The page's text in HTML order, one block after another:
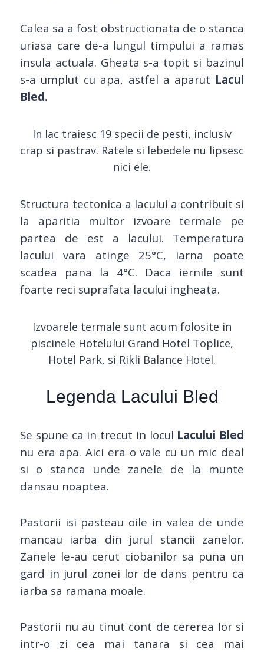
Calea sa a fost obstructionata de o stanca
uriasa care de-a lungul timpului a ramas
insula actuala. Gheata s-a topit si bazinul
s-a umplut cu apa, astfel a aparut Lacul
Bled.
In lac traiesc 19 specii de pesti, inclusiv
crap si pastrav. Ratele si lebedele nu lipsesc
nici ele.
Structura tectonica a lacului a contribuit si
la aparitia multor izvoare termale pe
partea de est a lacului. Temperatura
lacului vara atinge 25°C, iarna poate
scadea pana la 4°C. Daca iernile sunt
foarte reci suprafata lacului ingheata.
Izvoarele termale sunt acum folosite in
piscinele Hotelului Grand Hotel Toplice,
Hotel Park, si Rikli Balance Hotel.
Legenda Lacului Bled
Se spune ca in trecut in locul Lacului Bled
nu era apa. Aici era o vale cu un mic deal
si o stanca unde zanele de la munte
dansau noaptea.
Pastorii isi pasteau oile in valea de unde
mancau iarba din jurul stancii zanelor.
Zanele le-au cerut ciobanilor sa puna un
gard in jurul zonei lor de dans pentru ca
iarba sa ramana moale.
Pastorii nu au tinut cont de cererea lor si
intr-o zi cea mai tanara si cea mai